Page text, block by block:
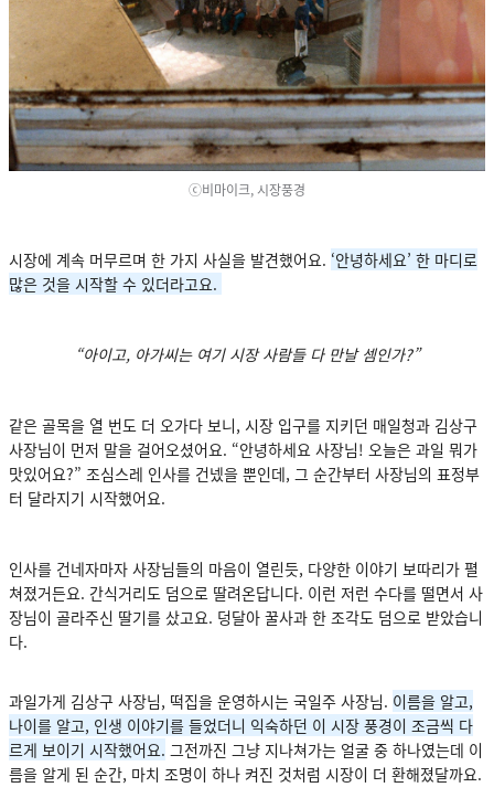
ⓒ비마이크, 시장풍경
시장에 계속 머무르며 한 가지 사실을 발견했어요. ‘안녕하세요’ 한 마디로
많은 것을 시작할 수 있더라고요.
“아이고, 아가씨는 여기 시장 사람들 다 만날 셈인가?”
같은 골목을 열 번도 더 오가다 보니, 시장 입구를 지키던 매일청과 김상구
사장님이 먼저 말을 걸어오셨어요. “안녕하세요 사장님! 오늘은 과일 뭐가
맛있어요?” 조심스레 인사를 건넸을 뿐인데, 그 순간부터 사장님의 표정부
터 달라지기 시작했어요.
인사를 건네자마자 사장님들의 마음이 열린듯, 다양한 이야기 보따리가 펼
쳐졌거든요. 간식거리도 덤으로 딸려온답니다. 이런 저런 수다를 떨면서 사
장님이 골라주신 딸기를 샀고요. 덩달아 꿀사과 한 조각도 덤으로 받았습니
다.
과일가게 김상구 사장님, 떡집을 운영하시는 국일주 사장님. 이름을 알고,
나이를 알고, 인생 이야기를 들었더니 익숙하던 이 시장 풍경이 조금씩 다
르게 보이기 시작했어요. 그전까진 그냥 지나쳐가는 얼굴 중 하나였는데 이
름을 알게 된 순간, 마치 조명이 하나 켜진 것처럼 시장이 더 환해졌달까요.